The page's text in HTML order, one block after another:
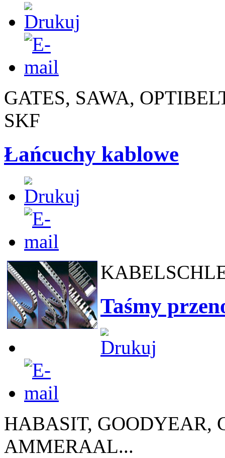
GATES, SAWA,
SKF
Łańcuchy kablowe
Taśmy
HABASIT, GOODYEAR,
AMMERAAL...